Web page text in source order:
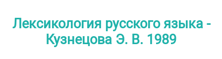
Лексикология русского языка -
Кузнецова Э. В. 1989